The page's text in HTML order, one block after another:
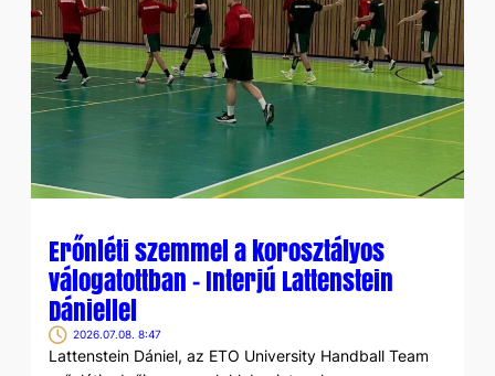
Erőnléti szemmel a korosztályos
válogatottban – Interjú Lattenstein
Dániellel
2026.07.08. 8:47
Lattenstein Dániel, az ETO University Handball Team